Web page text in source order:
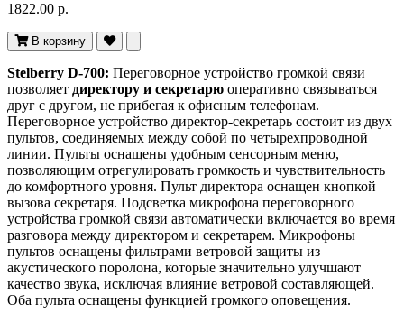
1822.00 р.
В корзину
Stelberry D-700: Переговорное устройство громкой связи
позволяет директору и секретарю оперативно связываться
друг с другом, не прибегая к офисным телефонам.
Переговорное устройство директор-секретарь состоит из двух
пультов, соединяемых между собой по четырехпроводной
линии. Пульты оснащены удобным сенсорным меню,
позволяющим отрегулировать громкость и чувствительность
до комфортного уровня. Пульт директора оснащен кнопкой
вызова секретаря. Подсветка микрофона переговорного
устройства громкой связи автоматически включается во время
разговора между директором и секретарем. Микрофоны
пультов оснащены фильтрами ветровой защиты из
акустического поролона, которые значительно улучшают
качество звука, исключая влияние ветровой составляющей.
Оба пульта оснащены функцией громкого оповещения.